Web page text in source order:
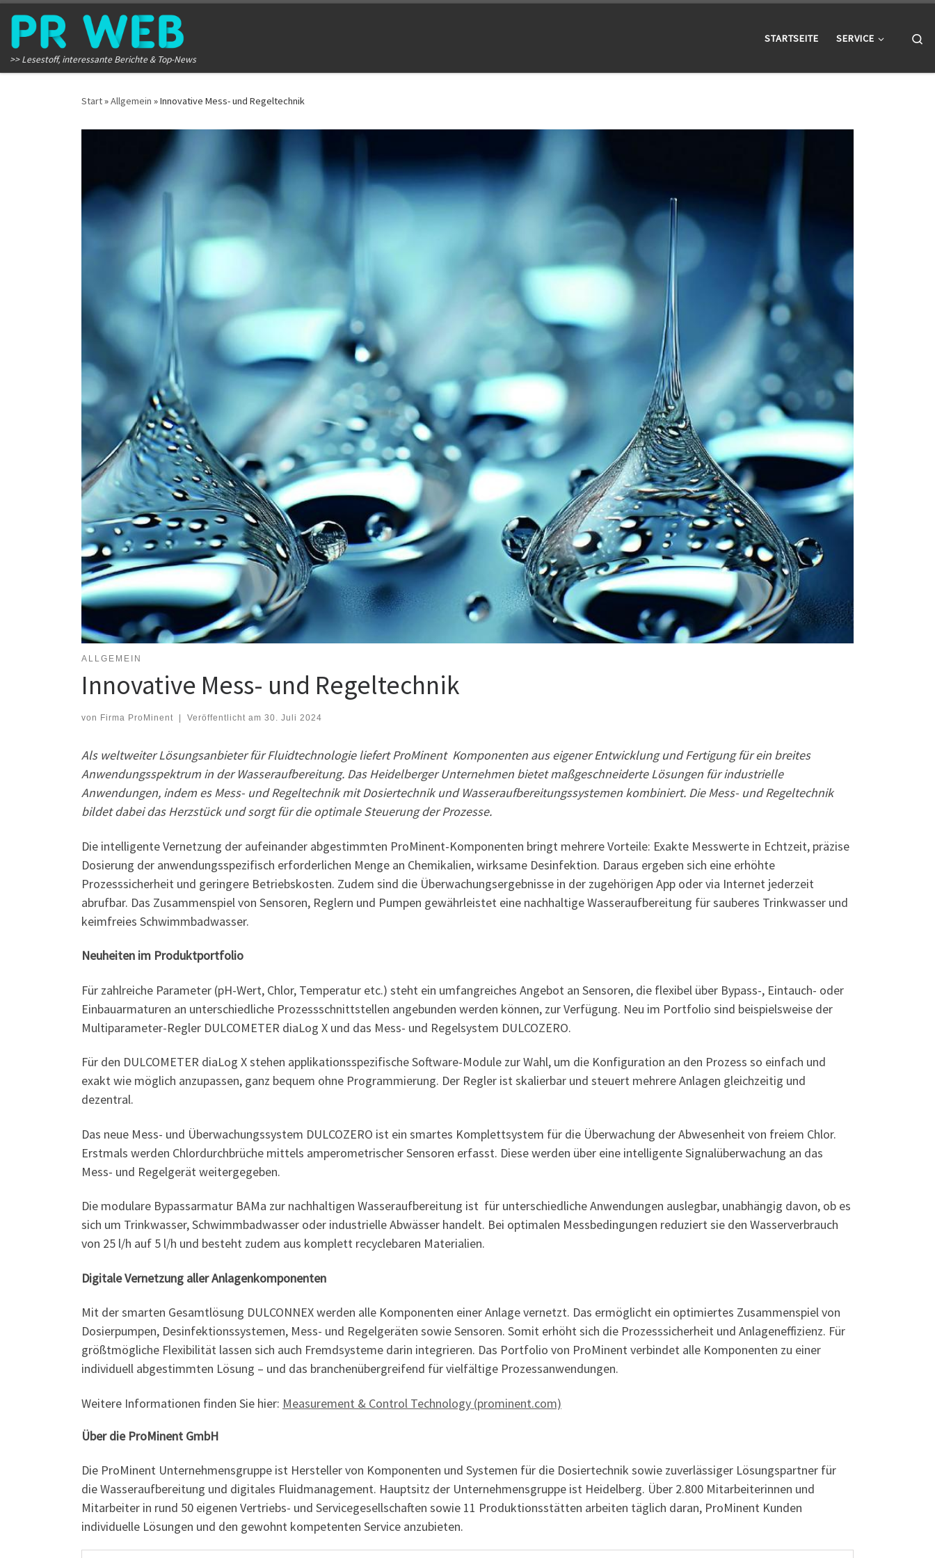
Zum Inhalt springen
>> Lesestoff, interessante Berichte & Top-News
STARTSEITE SERVICE
Start»Allgemein »Innovative Mess- und Regeltechnik
ALLGEMEIN
Innovative Mess- und Regeltechnik
von Firma ProMinent Veröffentlicht am 30. Juli 2024
Als weltweiter Lösungsanbieter für Fluidtechnologie liefert ProMinent Komponenten aus eigener Entwicklung und Fertigung für ein breites
Anwendungsspektrum in der Wasseraufbereitung. Das Heidelberger Unternehmen bietet maßgeschneiderte Lösungen für industrielle
Anwendungen, indem es Mess- und Regeltechnik mit Dosiertechnik und Wasseraufbereitungssystemen kombiniert. Die Mess- und Regeltechnik
bildet dabei das Herzstück und sorgt für die optimale Steuerung der Prozesse.
Die intelligente Vernetzung der aufeinander abgestimmten ProMinent-Komponenten bringt mehrere Vorteile: Exakte Messwerte in Echtzeit, präzise
Dosierung der anwendungsspezifisch erforderlichen Menge an Chemikalien, wirksame Desinfektion. Daraus ergeben sich eine erhöhte
Prozesssicherheit und geringere Betriebskosten. Zudem sind die Überwachungsergebnisse in der zugehörigen App oder via Internet jederzeit
abrufbar. Das Zusammenspiel von Sensoren, Reglern und Pumpen gewährleistet eine nachhaltige Wasseraufbereitung für sauberes Trinkwasser und
keimfreies Schwimmbadwasser.
Neuheiten im Produktportfolio
Für zahlreiche Parameter (pH-Wert, Chlor, Temperatur etc.) steht ein umfangreiches Angebot an Sensoren, die flexibel über Bypass-, Eintauch- oder
Einbauarmaturen an unterschiedliche Prozessschnittstellen angebunden werden können, zur Verfügung. Neu im Portfolio sind beispielsweise der
Multiparameter-Regler DULCOMETER diaLog X und das Mess- und Regelsystem DULCOZERO.
Für den DULCOMETER diaLog X stehen applikationsspezifische Software-Module zur Wahl, um die Konfiguration an den Prozess so einfach und
exakt wie möglich anzupassen, ganz bequem ohne Programmierung. Der Regler ist skalierbar und steuert mehrere Anlagen gleichzeitig und
dezentral.
Das neue Mess- und Überwachungssystem DULCOZERO ist ein smartes Komplettsystem für die Überwachung der Abwesenheit von freiem Chlor.
Erstmals werden Chlordurchbrüche mittels amperometrischer Sensoren erfasst. Diese werden über eine intelligente Signalüberwachung an das
Mess- und Regelgerät weitergegeben.
Die modulare Bypassarmatur BAMa zur nachhaltigen Wasseraufbereitung ist für unterschiedliche Anwendungen auslegbar, unabhängig davon, ob es
sich um Trinkwasser, Schwimmbadwasser oder industrielle Abwässer handelt. Bei optimalen Messbedingungen reduziert sie den Wasserverbrauch
von 25 l/h auf 5 l/h und besteht zudem aus komplett recyclebaren Materialien.
Digitale Vernetzung aller Anlagenkomponenten
Mit der smarten Gesamtlösung DULCONNEX werden alle Komponenten einer Anlage vernetzt. Das ermöglicht ein optimiertes Zusammenspiel von
Dosierpumpen, Desinfektionssystemen, Mess- und Regelgeräten sowie Sensoren. Somit erhöht sich die Prozesssicherheit und Anlageneffizienz. Für
größtmögliche Flexibilität lassen sich auch Fremdsysteme darin integrieren. Das Portfolio von ProMinent verbindet alle Komponenten zu einer
individuell abgestimmten Lösung – und das branchenübergreifend für vielfältige Prozessanwendungen.
Weitere Informationen finden Sie hier: Measurement & Control Technology (prominent.com)
Über die ProMinent GmbH
Die ProMinent Unternehmensgruppe ist Hersteller von Komponenten und Systemen für die Dosiertechnik sowie zuverlässiger Lösungspartner für
die Wasseraufbereitung und digitales Fluidmanagement. Hauptsitz der Unternehmensgruppe ist Heidelberg. Über 2.800 Mitarbeiterinnen und
Mitarbeiter in rund 50 eigenen Vertriebs- und Servicegesellschaften sowie 11 Produktionsstätten arbeiten täglich daran, ProMinent Kunden
individuelle Lösungen und den gewohnt kompetenten Service anzubieten.